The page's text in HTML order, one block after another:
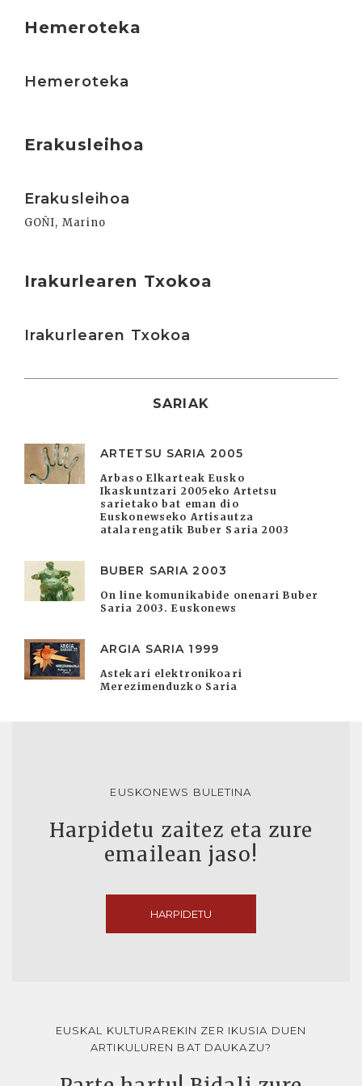
Hemeroteka
Hemeroteka
Erakusleihoa
Erakusleihoa
GOÑI, Marino
Irakurlearen Txokoa
Irakurlearen Txokoa
SARIAK
ARTETSU SARIA 2005
Arbaso Elkarteak Eusko
Ikaskuntzari 2005eko Artetsu
sarietako bat eman dio
Euskonewseko Artisautza
atalarengatik Buber Saria 2003
BUBER SARIA 2003
On line komunikabide onenari Buber
Saria 2003. Euskonews
ARGIA SARIA 1999
Astekari elektronikoari
Merezimenduzko Saria
EUSKONEWS BULETINA
Harpidetu zaitez eta zure
emailean jaso!
HARPIDETU
EUSKAL KULTURAREKIN ZER IKUSIA DUEN
ARTIKULUREN BAT DAUKAZU?